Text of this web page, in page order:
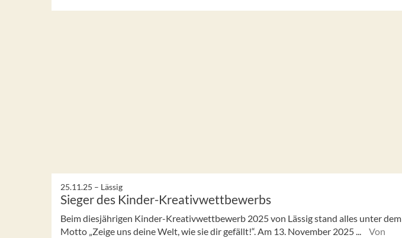
25.11.25 – Lässig
Sieger des Kinder-Kreativwettbewerbs
Beim diesjährigen Kinder-Kreativwettbewerb 2025 von Lässig stand alles unter dem
Motto „Zeige uns deine Welt, wie sie dir gefällt!“. Am 13. November 2025 ...
Von